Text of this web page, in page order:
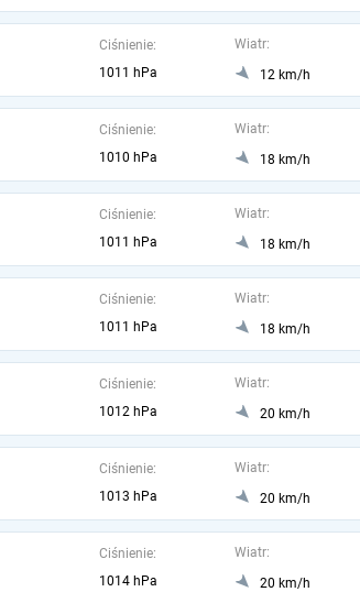
Ciśnienie:
1011 hPa
Wiatr:
12 km/h
Ciśnienie:
1010 hPa
Wiatr:
18 km/h
Ciśnienie:
1011 hPa
Wiatr:
18 km/h
Ciśnienie:
1011 hPa
Wiatr:
18 km/h
Ciśnienie:
1012 hPa
Wiatr:
20 km/h
Ciśnienie:
1013 hPa
Wiatr:
20 km/h
Ciśnienie:
1014 hPa
Wiatr:
20 km/h